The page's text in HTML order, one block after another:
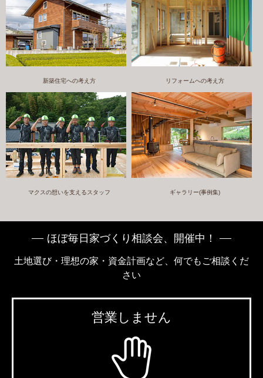
新築住宅への考え方 リフォームへの考え方
マクスの想いを支えるスタッフ ギャラリー(事例集)
ほぼ毎日家づくり相談会、開催中！
土地選び・理想の家・資金計画など、何でもご相談くだ
さい
営業しません